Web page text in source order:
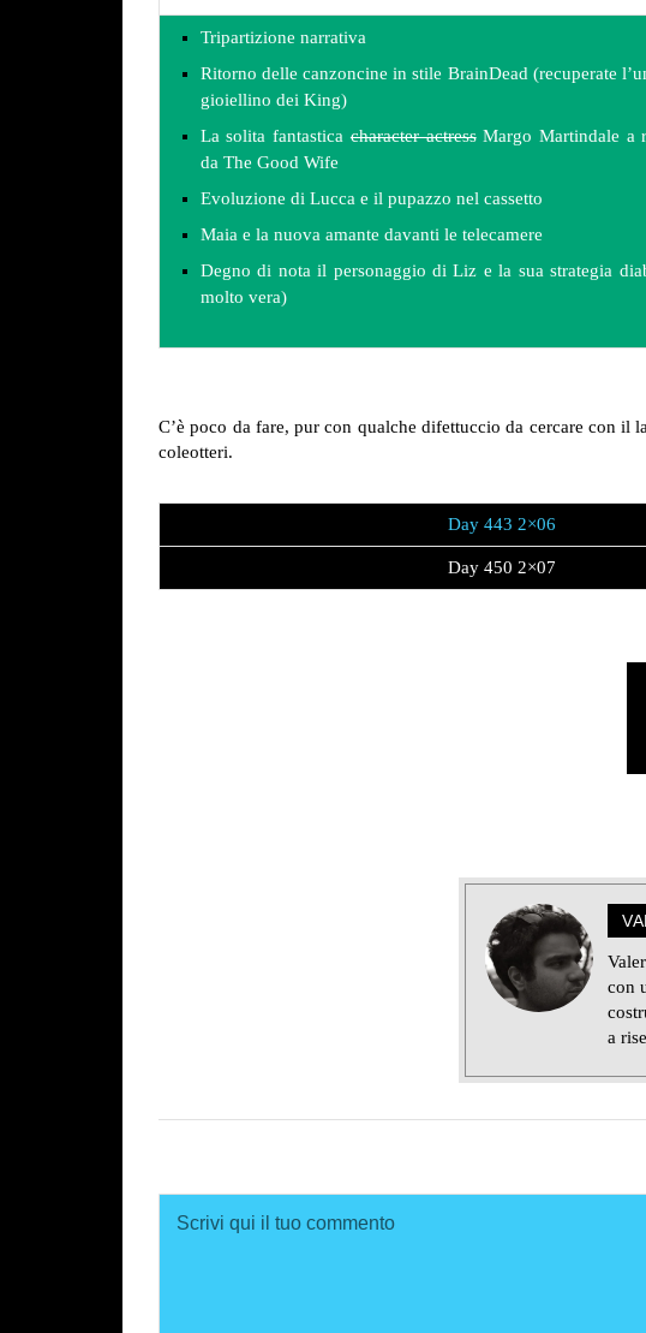
Tripartizione narrativa
Ritorno delle canzoncine in stile BrainDead (recuperate
gioiellino dei King)
La solita fantasticacharacter actressMargo Martindale a
da The Good Wife
Evoluzione di Lucca e il pupazzo nel cassetto
Maia e la nuova amante davanti le telecamere
Degno di nota il personaggio di Liz e la sua strategia
molto vera)
C’è poco da fare, pur con qualche difettuccio da cercare con
coleotteri.
Day 443 2×06
Day 450 2×07
con
a